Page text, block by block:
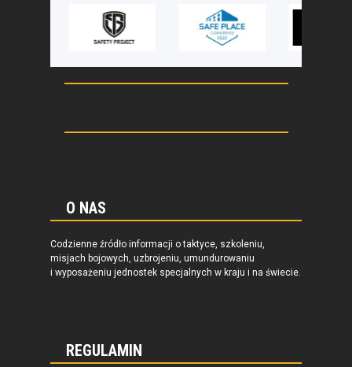
O NAS
Codzienne źródło informacji o taktyce, szkoleniu,
misjach bojowych, uzbrojeniu, umundurowaniu
i wyposażeniu jednostek specjalnych w kraju i na świecie.
REGULAMIN